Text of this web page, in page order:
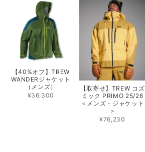
【40%オフ】TREW
WANDERジャケット
（メンズ）
¥36,300
【取寄せ】TREW コズ
ミック PRIMO 25/26
＜メンズ・ジャケット
＞
¥76,230